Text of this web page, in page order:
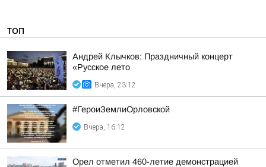
ТОП
Андрей Клычков: Праздничный концерт
«Русское лето
Вчера, 23:12
#ГероиЗемлиОрловской
Вчера, 16:12
Орел отметил 460-летие демонстрацией